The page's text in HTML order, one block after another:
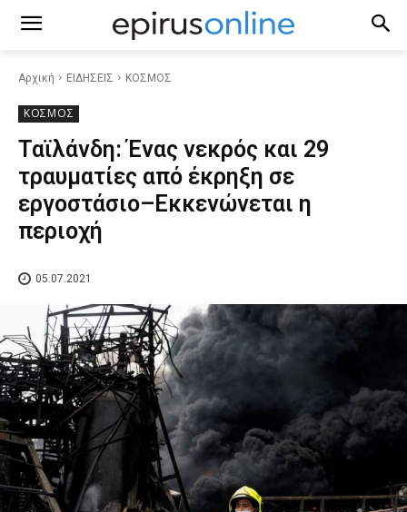
Αρχική ΕΙΔΗΣΕΙΣ ΚΟΣΜΟΣ
ΚΟΣΜΟΣ
Ταϊλάνδη: Ένας νεκρός και 29
τραυματίες από έκρηξη σε
εργοστάσιο–Εκκενώνεται η
περιοχή
05.07.2021